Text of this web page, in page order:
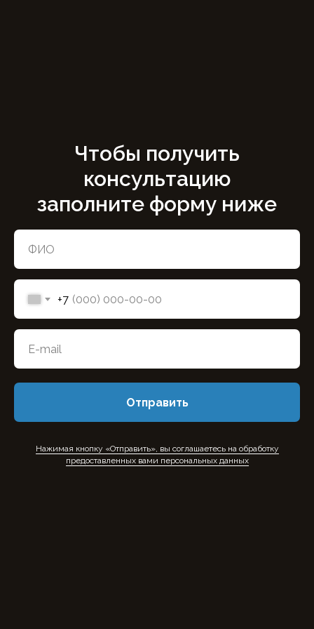
Чтобы получить
консультацию
заполните форму ниже
+7
Отправить
Нажимая кнопку «Отправить», вы соглашаетесь на обработку
предоставленных вами персональных данных